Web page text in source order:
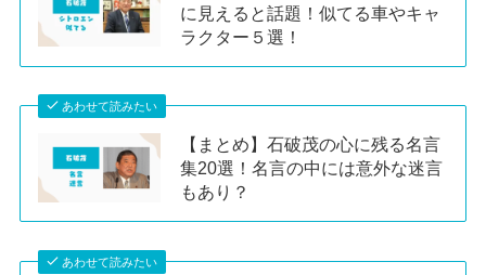
に見えると話題！似てる車やキャ
ラクター５選！
あわせて読みたい
【まとめ】石破茂の心に残る名言
集20選！名言の中には意外な迷言
もあり？
あわせて読みたい